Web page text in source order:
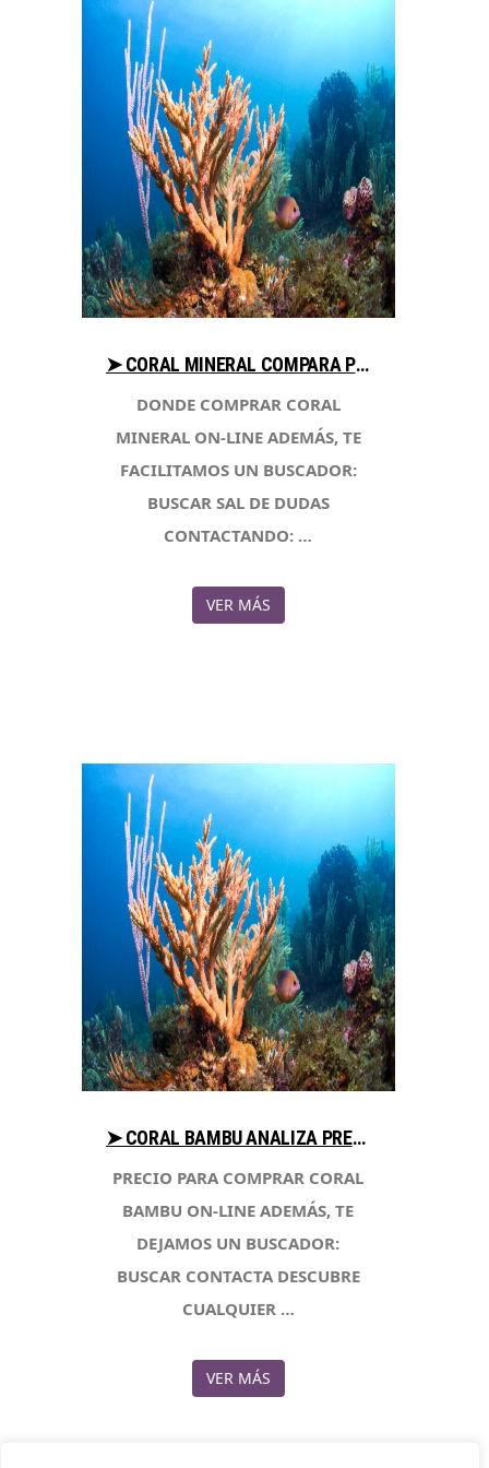
➤ CORAL MINERAL COMPARA PRECIOS AL COMPRAR CON LIBRERIAESOTERICA.NET
DONDE COMPRAR CORAL
MINERAL ON-LINE ADEMÁS, TE
FACILITAMOS UN BUSCADOR:
BUSCAR SAL DE DUDAS
CONTACTANDO: …
VER MÁS
➤ CORAL BAMBU ANALIZA PRECIOS AL COMPRAR CON LIBRERIAESOTERICA.NET
PRECIO PARA COMPRAR CORAL
BAMBU ON-LINE ADEMÁS, TE
DEJAMOS UN BUSCADOR:
BUSCAR CONTACTA DESCUBRE
CUALQUIER …
VER MÁS